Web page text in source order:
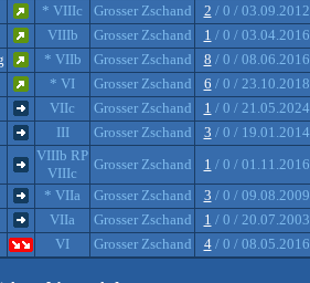
* VIIIc Grosser Zschand 2 / 0 / 03.09.2012
VIIIb Grosser Zschand 1 / 0 / 03.04.2016
* VIIb Grosser Zschand 8 / 0 / 08.06.2016
* VI Grosser Zschand 6 / 0 / 23.10.2018
VIIc Grosser Zschand 1 / 0 / 21.05.2024
III Grosser Zschand 3 / 0 / 19.01.2014
VIIIb RP
VIIIc
Grosser Zschand 1 / 0 / 01.11.2016
* VIIa Grosser Zschand 3 / 0 / 09.08.2009
VIIa Grosser Zschand 1 / 0 / 20.07.2003
VI Grosser Zschand 4/ 0 / 08.05.2016